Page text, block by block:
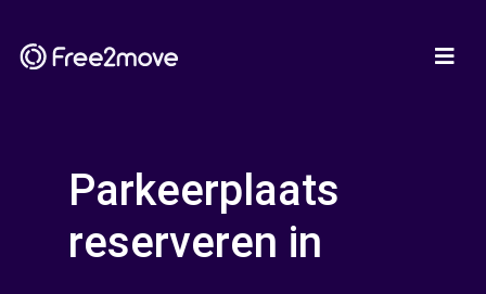
Parkeerplaats
reserveren in